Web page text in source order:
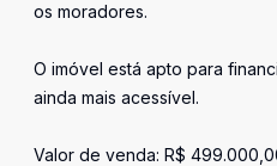
os moradores.
O imóvel está apto para
ainda mais acessível.
Valor de venda: R$